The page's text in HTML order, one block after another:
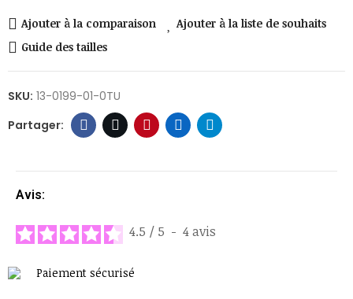
Ajouter à la comparaison
Ajouter à la liste de souhaits
Guide des tailles
SKU: 13-0199-01-0TU
Avis:
4.5 / 5 - 4avis
Paiement sécurisé